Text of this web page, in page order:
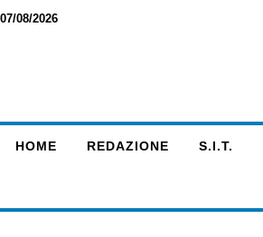
07/08/2026
HOME REDAZIONE S.I.T.